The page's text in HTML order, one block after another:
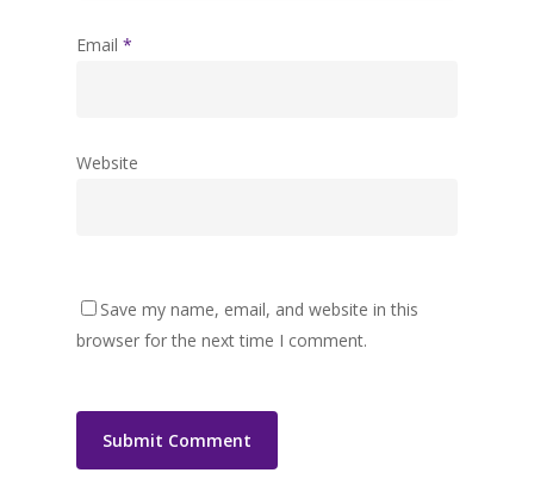
Email *
Website
Save my name, email, and website in this
browser for the next time I comment.